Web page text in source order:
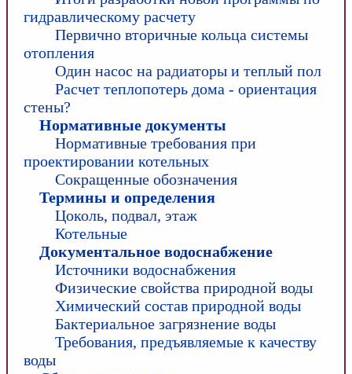
гидравлическому расчету
Первично вторичные кольца системы
отопления
Один насос на радиаторы и теплый пол
Расчет теплопотерь дома - ориентация
стены?
Нормативные документы
Нормативные требования при
проектировании котельных
Сокращенные обозначения
Термины и определения
Цоколь, подвал, этаж
Котельные
Документальное водоснабжение
Источники водоснабжения
Физические свойства природной воды
Химический состав природной воды
Бактериальное загрязнение воды
Требования, предъявляемые к качеству
воды